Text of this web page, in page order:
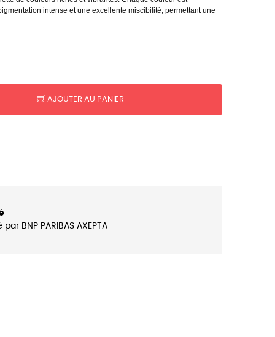
intense et une excellente miscibilité, permettant une
AJOUTER AU PANIER
BNP PARIBAS AXEPTA